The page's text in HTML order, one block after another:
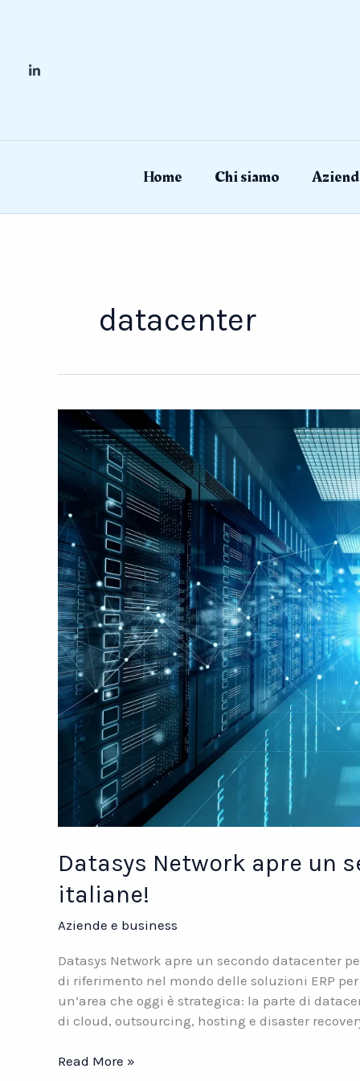
Home Chi siamo
datacenter
Datasys Network apre un
italiane!
Aziende e business
Datasys Network apre un secondo datacenter
di riferimento nel mondo delle soluzioni ERP
un’area che oggi è strategica: la parte di
di cloud, outsourcing, hosting e disaster
Datasys
Read More »